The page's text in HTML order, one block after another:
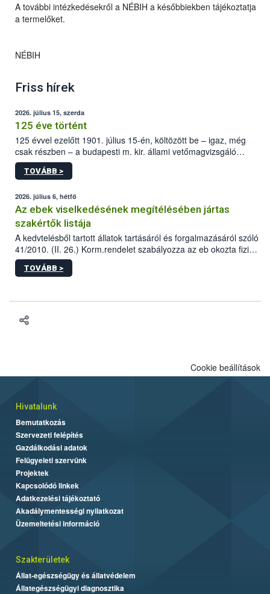
A további intézkedésekről a NÉBIH a későbbiekben tájékoztatja
a termelőket.
NÉBIH
Friss hírek
2026. július 15, szerda
125 éve történt
125 évvel ezelőtt 1901. július 15-én, költözött be – igaz, még
csak részben – a budapesti m. kir. állami vetőmagvizsgáló
állomás a Kis Rókus utca 15. szám alatti, Czigler Győző által
tervezett új épületébe.
TOVÁBB >
2026. július 6, hétfő
Az ebek viselkedésének megítélésében jártas
szakértők listája
A kedvtelésből tartott állatok tartásáról és forgalmazásáról szóló
41/2010. (II. 26.) Korm.rendelet szabályozza az eb okozta fizikai
sérülés, illetve ennek veszélye keletkezésekor felmerülő
hatósági feladatokat, valamint a veszélyes eb tartását és annak
TOVÁBB >
Cookie beállítások
Hivatalunk
Bemutatkozás
Szervezeti felépítés
Gazdálkodási adatok
Felügyeleti szervünk
Projektek
Kapcsolódó linkek
Adatkezelési tájékoztató
Akadálymentességi nyilatkozat
Üzemeltetési információ
Szakterületek
Állat-egészségügy és állatvédelem
Állategészségügyi diagnosztika